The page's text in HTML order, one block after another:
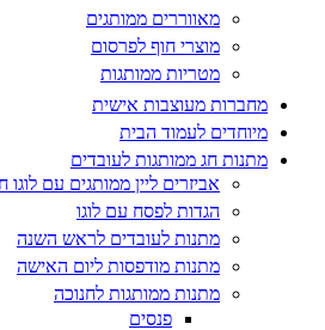
מאווררים ממותגים
מוצרי חוף לפרסום
מטריות ממותגות
מחברות מעוצבות אישית
מיוחדים לעמוד הבית
מתנות חג ממותגות לעובדים
אביזרים ליין ממותגים עם לוגו
הגדות לפסח עם לוגו
מתנות לעובדים לראש השנה
מתנות מודפסות ליום האישה
מתנות ממותגות לחנוכה
פנסים